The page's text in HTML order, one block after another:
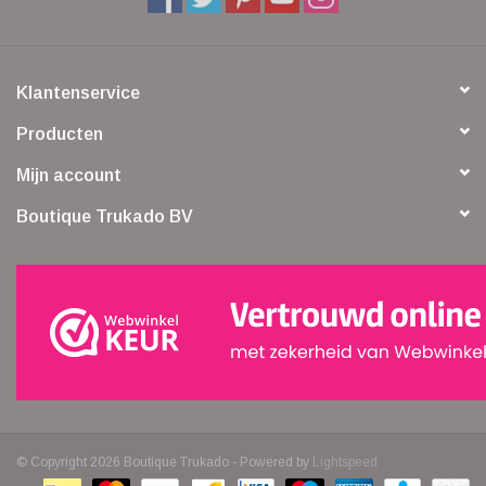
Klantenservice
Producten
Mijn account
Boutique Trukado BV
© Copyright 2026 Boutique Trukado - Powered by Lightspeed